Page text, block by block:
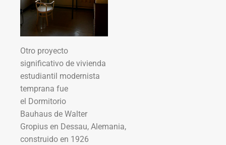
Otro proyecto
significativo de vivienda
estudiantil modernista
temprana fue
el Dormitorio
Bauhaus de Walter
Gropius en Dessau, Alemania,
construido en 1926